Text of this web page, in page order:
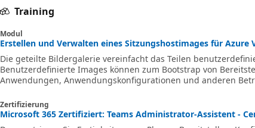
Training
Modul
Erstellen und Verwalten eines Sitzungshostimages für Azure
Die geteilte Bildergalerie vereinfacht das Teilen
Benutzerdefinierte Images können zum Bootstrap von
Anwendungen, Anwendungskonfigurationen und anderen
Zertifizierung
Microsoft 365 Zertifiziert: Teams Administrator-Assistent -